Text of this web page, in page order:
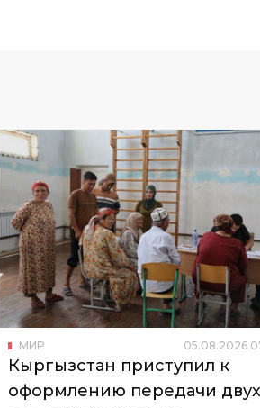
МИР 05.08.2026 07
Кыргызстан приступил к
оформлению передачи двух
Совместная рабочая группа уже начала
регистрацию жителей и оформление
документов в населенных пунктах.